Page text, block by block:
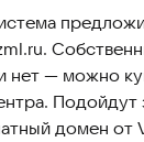
нет — можно
домен от